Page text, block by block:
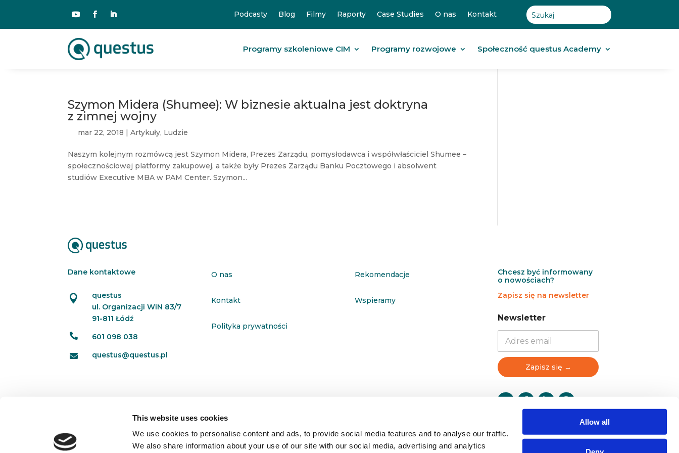
This website uses cookies
We use cookies to personalise content and ads, to provide social media features and to analyse our traffic.
We also share information about your use of our site with our social media, advertising and analytics
Allow all
Podcasty Blog Filmy Raporty Case Studies O nas Kontakt
Programy szkoleniowe CIM Programy rozwojowe Społeczność questus Academy
Szymon Midera (Shumee): W biznesie aktualna jest doktryna
z zimnej wojny
mar 22, 2018 |Artykuły, Ludzie
Naszym kolejnym rozmówcą jest Szymon Midera, Prezes Zarządu, pomysłodawca i współwłaściciel Shumee –
społecznościowej platformy zakupowej, a także były Prezes Zarządu Banku Pocztowego i absolwent
studiów Executive MBA w PAM Center. Szymon...
Dane kontaktowe

questus
ul. Organizacji WiN 83/7
91-811 Łódź
 601 098 038
 questus@questus.pl
O nas
Kontakt
Polityka prywatności
Rekomendacje
Wspieramy
Chcesz być informowany
o nowościach?
Zapisz się na newsletter
N
e
t
e
w
N
e
t
e
Newsletter
Zapisz się →